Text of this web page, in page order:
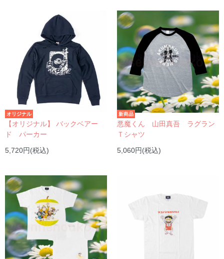
オリジナル
【オリジナル】 バックベアー
ド パーカー
5,720円(税込)
新商品
悪魔くん 山田真吾 ラグラン
Ｔシャツ
5,060円(税込)